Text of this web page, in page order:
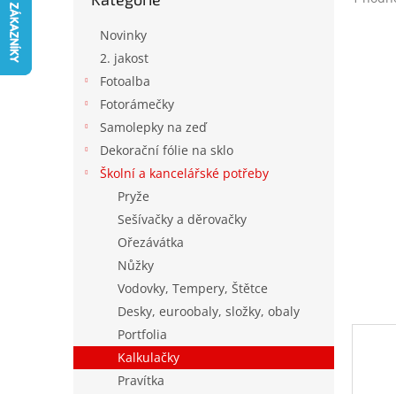
Novinky
2. jakost
Fotoalba
Fotorámečky
Samolepky na zeď
Dekorační fólie na sklo
Školní a kancelářské potřeby
Pryže
Sešívačky a děrovačky
Ořezávátka
Nůžky
Vodovky, Tempery, Štětce
Desky, euroobaly, složky, obaly
Portfolia
Kalkulačky
Pravítka